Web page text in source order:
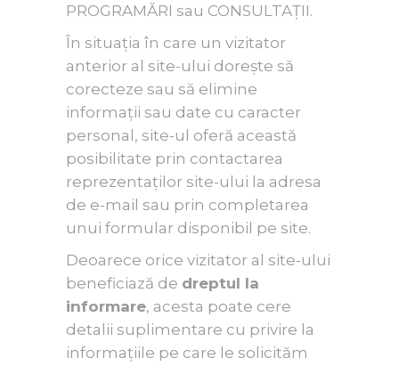
PROGRAMĂRI sau CONSULTAȚII.
În situația în care un vizitator
anterior al site-ului dorește să
corecteze sau să elimine
informații sau date cu caracter
personal, site-ul oferă această
posibilitate prin contactarea
reprezentaților site-ului la adresa
de e-mail sau prin completarea
unui formular disponibil pe site.
Deoarece orice vizitator al site-ului
beneficiază de dreptul la
informare, acesta poate cere
detalii suplimentare cu privire la
informațiile pe care le solicităm